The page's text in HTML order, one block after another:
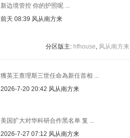
新边境管控 你的护照呢 ...
前天 08:39 风从南方来
分区版主: hfhouse, 风从南方来
獲英王查理斯三世任命為新任首相 ...
2026-7-20 20:42 风从南方来
美国扩大对华科研合作黑名单 复 ...
2026-7-27 07:12 风从南方来